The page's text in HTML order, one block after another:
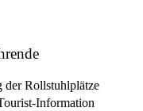
der Rollstuhlplätze
Information